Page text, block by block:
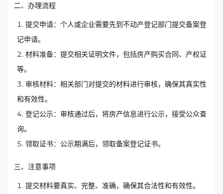
二、办理流程
提交申请：个人或企业需要先到不动产登记部门提交备案登
记申请。
材料准备：提交相关证明文件，包括房产购买合同、产权证
等。
审核材料：相关部门对提交的材料进行审核，确保其真实性
和有效性。
登记公示：审核通过后，将房产信息进行公示，接受公众查
询。
领取证书：公示期满后，领取备案登记证书。
三、注意事项
提交材料要真实、完整、准确，确保其合法性和有效性。